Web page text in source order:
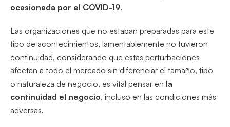
ocasionada por el COVID-19.
Las organizaciones que no estaban preparadas para este
tipo de acontecimientos, lamentablemente no tuvieron
continuidad, considerando que estas perturbaciones
afectan a todo el mercado sin diferenciar el tamaño, tipo
o naturaleza de negocio, es vital pensar en la
continuidad el negocio, incluso en las condiciones más
adversas.